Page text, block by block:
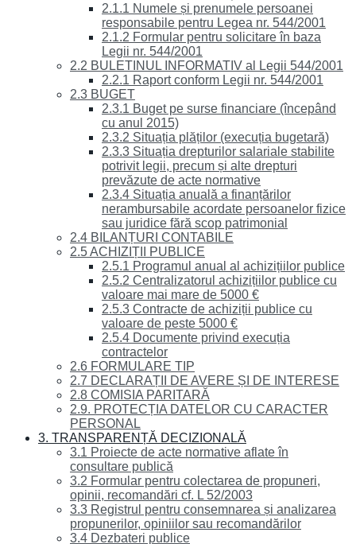
2.1.1 Numele și prenumele persoanei
responsabile pentru Legea nr. 544/2001
2.1.2 Formular pentru solicitare în baza
Legii nr. 544/2001
2.2 BULETINUL INFORMATIV al Legii 544/2001
2.2.1 Raport conform Legii nr. 544/2001
2.3 BUGET
2.3.1 Buget pe surse financiare (începând
cu anul 2015)
2.3.2 Situația plăților (execuția bugetară)
2.3.3 Situația drepturilor salariale stabilite
potrivit legii, precum și alte drepturi
prevăzute de acte normative
2.3.4 Situația anuală a finanțărilor
nerambursabile acordate persoanelor fizice
sau juridice fără scop patrimonial
2.4 BILANȚURI CONTABILE
2.5 ACHIZIȚII PUBLICE
2.5.1 Programul anual al achizițiilor publice
2.5.2 Centralizatorul achizițiilor publice cu
valoare mai mare de 5000 €
2.5.3 Contracte de achiziții publice cu
valoare de peste 5000 €
2.5.4 Documente privind execuția
contractelor
2.6 FORMULARE TIP
2.7 DECLARAȚII DE AVERE ȘI DE INTERESE
2.8 COMISIA PARITARĂ
2.9. PROTECȚIA DATELOR CU CARACTER
PERSONAL
3. TRANSPARENȚĂ DECIZIONALĂ
3.1 Proiecte de acte normative aflate în
consultare publică
3.2 Formular pentru colectarea de propuneri,
opinii, recomandări cf. L 52/2003
3.3 Registrul pentru consemnarea și analizarea
propunerilor, opiniilor sau recomandărilor
3.4 Dezbateri publice